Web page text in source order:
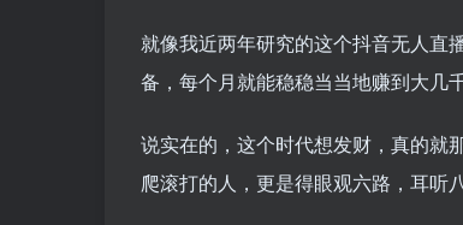
就像我近两年研究的这个抖音无人直
备，每个月就能稳稳当当地赚到大几
说实在的，这个时代想发财，真的就
爬滚打的人，更是得眼观六路，耳听